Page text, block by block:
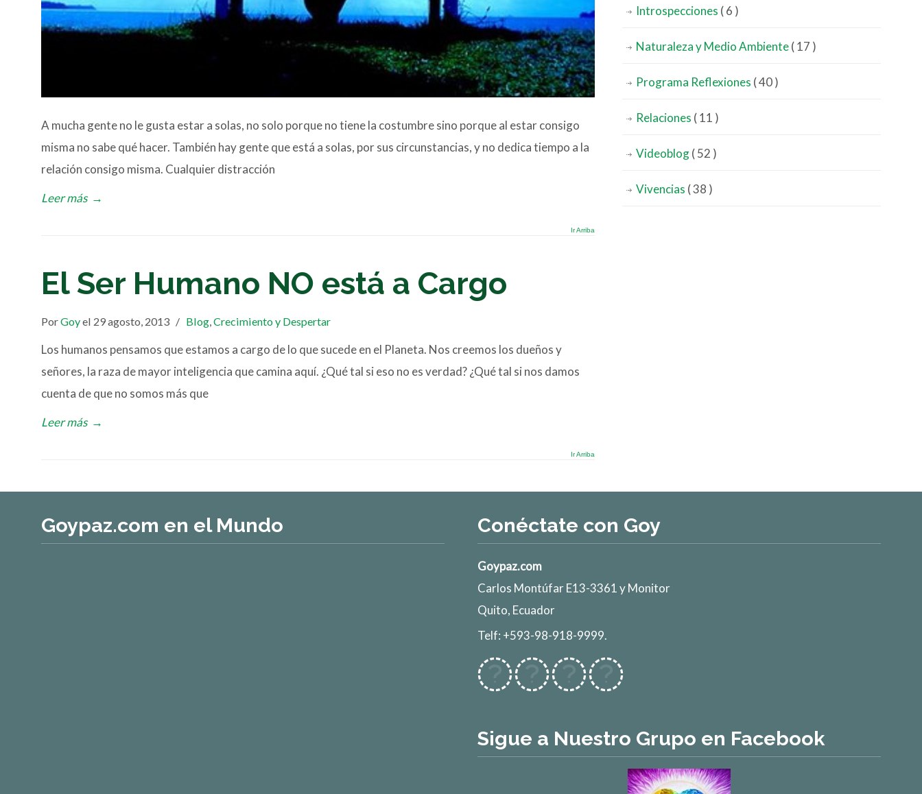
A mucha gente no le gusta estar a solas, no solo porque no tiene la costumbre sino porque al estar consigo
misma no sabe qué hacer. También hay gente que está a solas, por sus circunstancias, y no dedica tiempo a la
relación consigo misma. Cualquier distracción
Leer más →
Ir Arriba
El Ser Humano NO está a Cargo
PorGoyel 29 agosto, 2013 / Blog ,Crecimiento y Despertar
Los humanos pensamos que estamos a cargo de lo que sucede en el Planeta. Nos creemos los dueños y
señores, la raza de mayor inteligencia que camina aquí. ¿Qué tal si eso no es verdad? ¿Qué tal si nos damos
cuenta de que no somos más que
Leer más →
Ir Arriba
Introspecciones ( 6 )
Naturaleza y Medio Ambiente( 17 )
Programa Reflexiones ( 40 )
Relaciones ( 11 )
Videoblog( 52 )
Vivencias ( 38 )
Goypaz.com en el Mundo Conéctate con Goy
Goypaz.com
Carlos Montúfar E13-3361 y Monitor
Quito, Ecuador
Telf: +593-98-918-9999.
Sigue a Nuestro Grupo en Facebook